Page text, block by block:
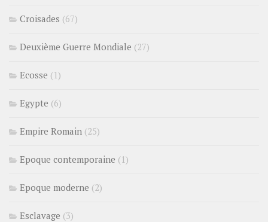
Croisades (67)
Deuxième Guerre Mondiale (27)
Ecosse (1)
Egypte (6)
Empire Romain (25)
Epoque contemporaine (1)
Epoque moderne (2)
Esclavage (3)